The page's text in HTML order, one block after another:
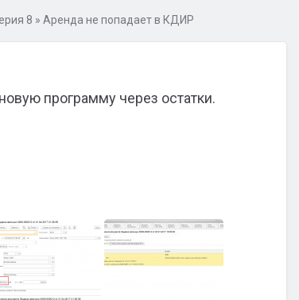
8 » Аренда не попадает в КДИР
программу через остатки.